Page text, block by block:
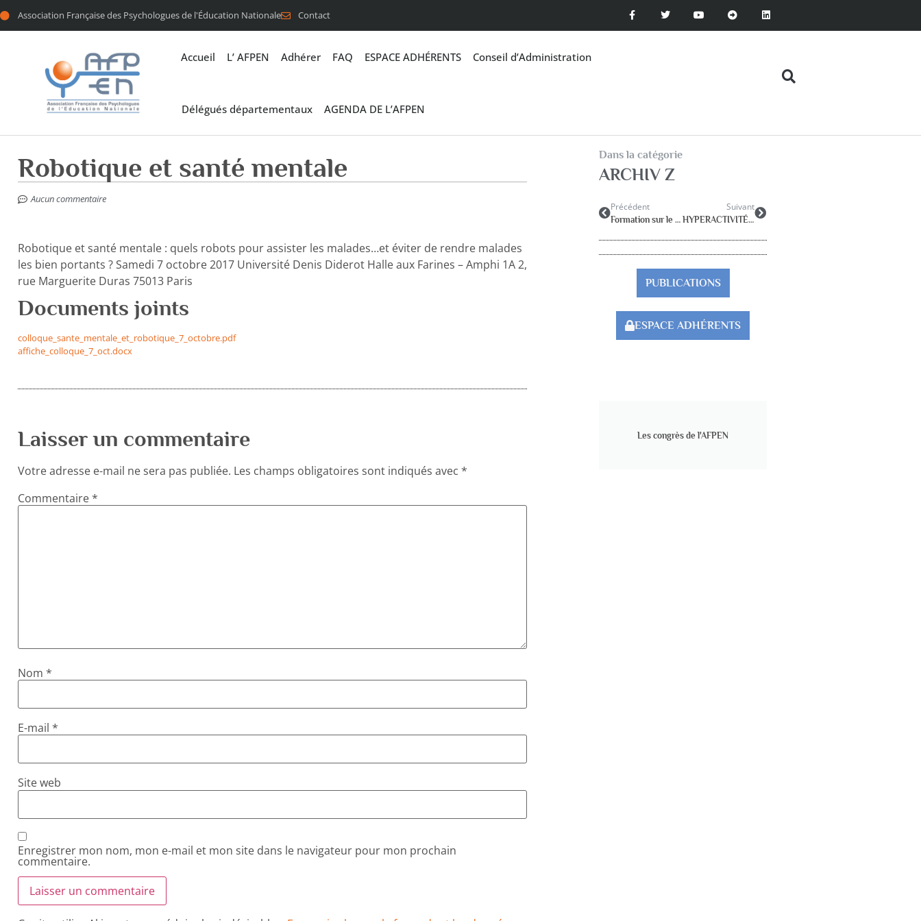
Association Française des Psychologues de l'Éducation Nationale Contact
Accueil L’ AFPEN Adhérer FAQ ESPACE ADHÉRENTS Conseil d’Administration
Délégués départementaux AGENDA DE L’AFPEN
Robotique et santé mentale
Aucun commentaire
Robotique et santé mentale : quels robots pour assister les malades…et éviter de rendre malades
les bien portants ? Samedi 7 octobre 2017 Université Denis Diderot Halle aux Farines – Amphi 1A 2,
rue Marguerite Duras 75013 Paris
Documents joints
colloque_sante_mentale_et_robotique_7_octobre.pdf
affiche_colloque_7_oct.docx
Laisser un commentaire
Votre adresse e-mail ne sera pas publiée. Les champs obligatoires sont indiqués avec *
Commentaire*
Nom *
E-mail *
Site web
Enregistrer mon nom, mon e-mail et mon site dans le navigateur pour mon prochain
commentaire.
Dans la catégorie
ARCHIV Z
Précédent
Formation sur le Test des Contes de Fées
Suivant
HYPERACTIVITÉ (TDAH)
PUBLICATIONS
ESPACE ADHÉRENTS
Les congrès de l'AFPEN